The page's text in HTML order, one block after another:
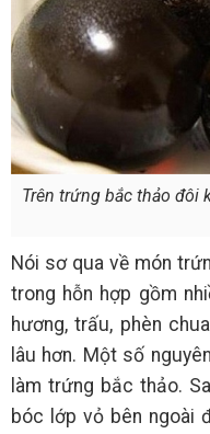
Trên trứng bắc thảo đôi
Nói sơ qua về món
trong hỗn hợp gồm
hương, trấu, phèn
lâu hơn. Một số
làm trứng bắc thảo.
bóc lớp vỏ bên ngoài